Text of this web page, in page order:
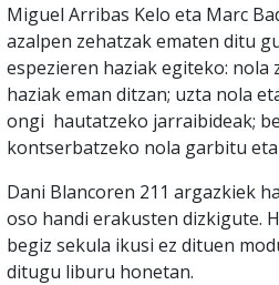
Miguel Arribas Kelo eta Marc
azalpen zehatzak ematen ditu
espezieren haziak egiteko: nola
haziak eman ditzan; uzta nola
ongi hautatzeko jarraibideak;
kontserbatzeko nola garbitu
Dani Blancoren 211 argazkiek
oso handi erakusten dizkigute.
begiz sekula ikusi ez dituen
ditugu liburu honetan.